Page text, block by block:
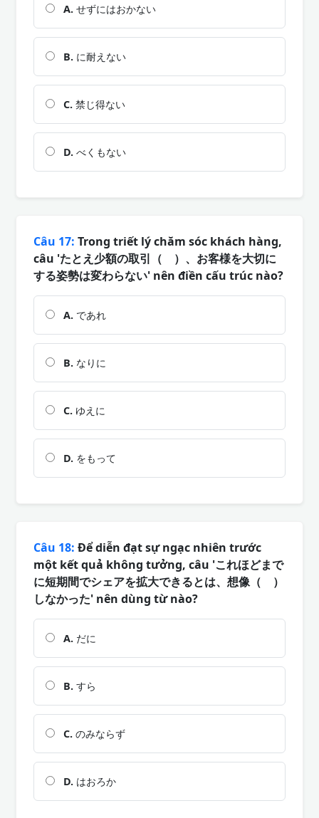
A. せずにはおかない
B. に耐えない
C. 禁じ得ない
D. べくもない
Câu 17: Trong triết lý chăm sóc khách hàng,
câu 'たとえ少額の取引（ ）、お客様を大切に
する姿勢は変わらない' nên điền cấu trúc nào?
A. であれ
B. なりに
C. ゆえに
D. をもって
Câu 18: Để diễn đạt sự ngạc nhiên trước
một kết quả không tưởng, câu 'これほどまで
に短期間でシェアを拡大できるとは、想像（ ）
しなかった' nên dùng từ nào?
A. だに
B. すら
C. のみならず
D. はおろか